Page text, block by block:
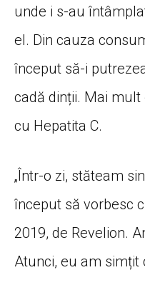
unde i s-au
el. Din cauza
început să-i
cadă dinții. Mai
cu Hepatita C.
„Într-o zi, stăteam
început să vorbesc
2019, de Revelion.
Atunci, eu am simțit